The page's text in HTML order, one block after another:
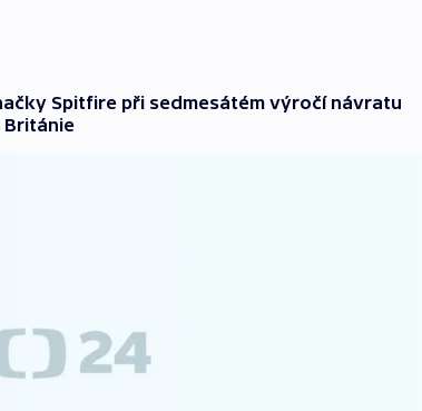
Spitfire při sedmesátém výročí návratu
Británie